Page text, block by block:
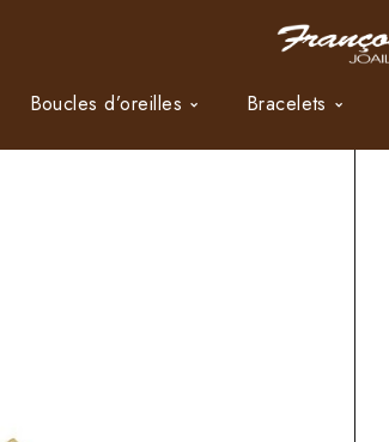
Boucles d’oreilles Bracelets